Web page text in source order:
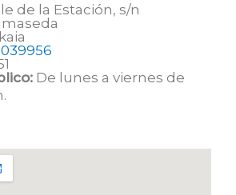
de la Estación, s/n
De lunes a viernes de